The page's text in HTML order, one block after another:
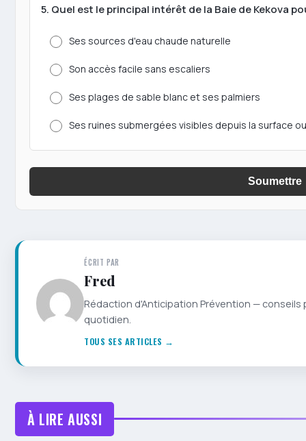
5. Quel est le principal intérêt de la Baie de Kekova
Ses sources d'eau chaude naturelle
Son accès facile sans escaliers
Ses plages de sable blanc et ses palmiers
Ses ruines submergées visibles depuis la surface
Soumettre
ÉCRIT PAR
Fred
Rédaction d'Anticipation Prévention —
quotidien.
TOUS SES ARTICLES →
À LIRE AUSSI